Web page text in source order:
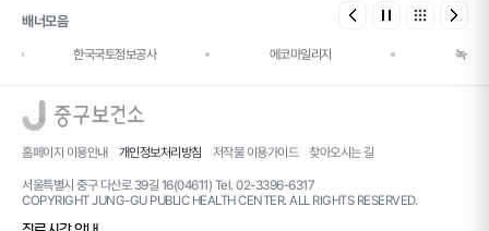
배너모음
한국국토정보공사 에코마일리지 녹색건
홈페이지 이용안내 개인정보처리방침 저작물 이용가이드 찾아오시는 길
서울특별시 중구 다산로 39길 16(04611) Tel. 02-3396-6317
COPYRIGHT JUNG-GU PUBLIC HEALTH CENTER. ALL RIGHTS RESERVED.